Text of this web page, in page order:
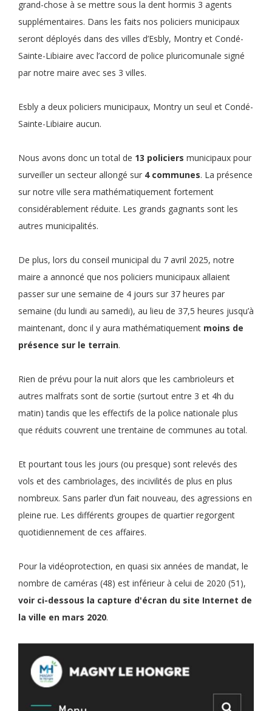
grand-chose à se mettre sous la dent hormis 3 agents
supplémentaires. Dans les faits nos policiers municipaux
seront déployés dans des villes d’Esbly, Montry et Condé-
Sainte-Libiaire avec l’accord de police pluricomunale signé
par notre maire avec ses 3 villes.
Esbly a deux policiers municipaux, Montry un seul et Condé-
Sainte-Libiaire aucun.
Nous avons donc un total de 13 policiers municipaux pour
surveiller un secteur allongé sur 4 communes. La présence
sur notre ville sera mathématiquement fortement
considérablement réduite. Les grands gagnants sont les
autres municipalités.
De plus, lors du conseil municipal du 7 avril 2025, notre
maire a annoncé que nos policiers municipaux allaient
passer sur une semaine de 4 jours sur 37 heures par
semaine (du lundi au samedi), au lieu de 37,5 heures jusqu’à
maintenant, donc il y aura mathématiquement moins de
présence sur le terrain.
Rien de prévu pour la nuit alors que les cambrioleurs et
autres malfrats sont de sortie (surtout entre 3 et 4h du
matin) tandis que les effectifs de la police nationale plus
que réduits couvrent une trentaine de communes au total.
Et pourtant tous les jours (ou presque) sont relevés des
vols et des cambriolages, des incivilités de plus en plus
nombreux. Sans parler d’un fait nouveau, des agressions en
pleine rue. Les différents groupes de quartier regorgent
quotidiennement de ces affaires.
Pour la vidéoprotection, en quasi six années de mandat, le
nombre de caméras (48) est inférieur à celui de 2020 (51),
voir ci-dessous la capture d'écran du site Internet de
la ville en mars 2020.